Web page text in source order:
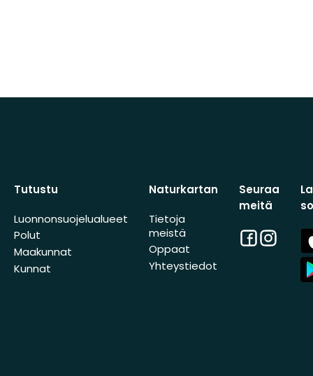
Tutustu
Luonnonsuojelualueet
Polut
Maakunnat
Kunnat
Naturkartan
Tietoja
meistä
Oppaat
Yhteystiedot
Seuraa
meitä
Facebook